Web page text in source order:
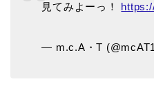
見てみよーっ！
— m.c.A・T